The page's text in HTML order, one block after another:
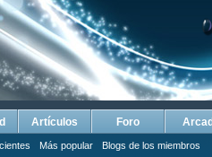
Artículos Foro
Más popular Blogs de los miembros